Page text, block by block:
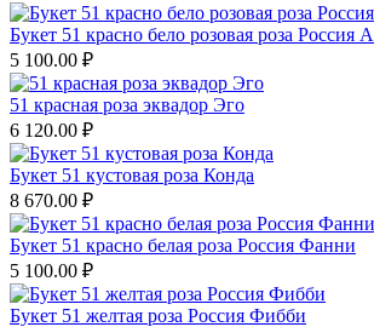
Букет 51 красно бело розовая роза Россия
5 100.00 ₽
51 красная роза эквадор Эго
6 120.00 ₽
Букет 51 кустовая роза Конда
8 670.00 ₽
Букет 51 красно белая роза Россия Фанни
5 100.00 ₽
Букет 51 желтая роза Россия Фибби